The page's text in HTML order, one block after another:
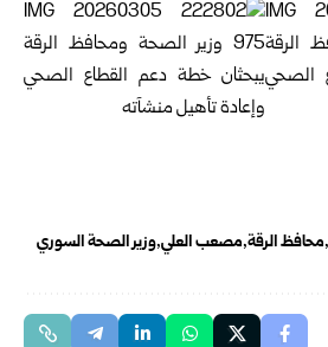
محافظ الرقة مصعب العلي وزير الصحة السوري